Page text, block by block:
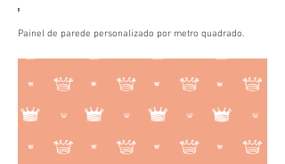
:
Painel de parede personalizado por metro quadrado.